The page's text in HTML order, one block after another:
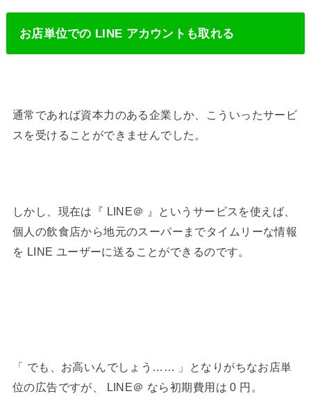
お店単位での LINE アカウントも取れる
通常であれば資本力のある企業しか、こういったサービ
スを受けることができませんでした。
しかし、現在は『 LINE＠ 』というサービスを使えば、
個人の飲食店から地元のスーパーまでタイムリーな情報
を LINE ユーザーに送ることができるのです。
「 でも、お高いんでしょう…… 」となりがちなお店単
位の広告ですが、 LINE＠ なら初期費用は 0 円。